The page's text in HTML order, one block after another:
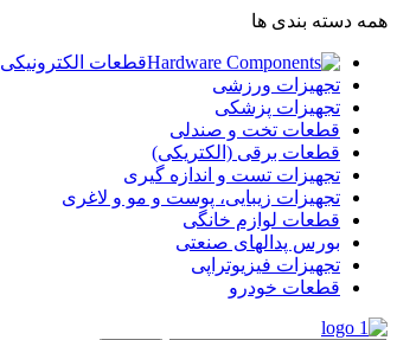
همه دسته بندی ها
قطعات الکترونیکی
تجهیزات ورزشی
تجهیزات پزشکی
قطعات تخت و صندلی
قطعات برقی (الکتریکی)
تجهیزات تست و اندازه گیری
تجهیزات زیبایی، پوست و مو و لاغری
قطعات لوازم خانگی
بورس پدالهای صنعتی
تجهیزات فیزیوتراپی
قطعات خودرو